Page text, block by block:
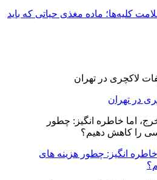
کلیه‌ها؛ ماده مغذی حیاتی که باید
در تهران
انگیز: چطور هزینه های